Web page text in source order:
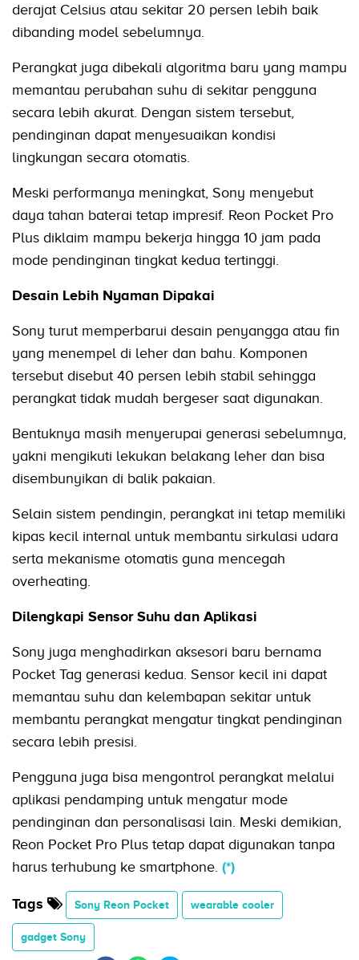
derajat Celsius atau sekitar 20 persen lebih baik
dibanding model sebelumnya.
Perangkat juga dibekali algoritma baru yang mampu
memantau perubahan suhu di sekitar pengguna
secara lebih akurat. Dengan sistem tersebut,
pendinginan dapat menyesuaikan kondisi
lingkungan secara otomatis.
Meski performanya meningkat, Sony menyebut
daya tahan baterai tetap impresif. Reon Pocket Pro
Plus diklaim mampu bekerja hingga 10 jam pada
mode pendinginan tingkat kedua tertinggi.
Desain Lebih Nyaman Dipakai
Sony turut memperbarui desain penyangga atau fin
yang menempel di leher dan bahu. Komponen
tersebut disebut 40 persen lebih stabil sehingga
perangkat tidak mudah bergeser saat digunakan.
Bentuknya masih menyerupai generasi sebelumnya,
yakni mengikuti lekukan belakang leher dan bisa
disembunyikan di balik pakaian.
Selain sistem pendingin, perangkat ini tetap memiliki
kipas kecil internal untuk membantu sirkulasi udara
serta mekanisme otomatis guna mencegah
overheating.
Dilengkapi Sensor Suhu dan Aplikasi
Sony juga menghadirkan aksesori baru bernama
Pocket Tag generasi kedua. Sensor kecil ini dapat
memantau suhu dan kelembapan sekitar untuk
membantu perangkat mengatur tingkat pendinginan
secara lebih presisi.
Pengguna juga bisa mengontrol perangkat melalui
aplikasi pendamping untuk mengatur mode
pendinginan dan personalisasi lain. Meski demikian,
Reon Pocket Pro Plus tetap dapat digunakan tanpa
harus terhubung ke smartphone. (*)
Tags Sony Reon Pocket wearable cooler
gadget Sony